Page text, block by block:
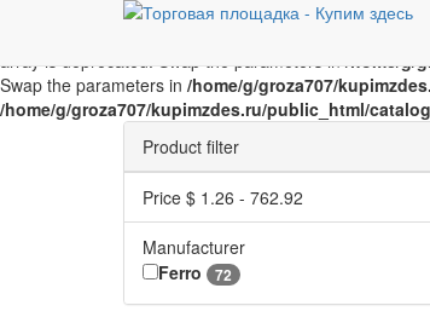
: implode(): Passing glue string after array is
Parameter must be an array or an object that
array is deprecated. Swap the parameters in/home/g/
Swap the parameters in /home/g/groza707/
/home/g/groza707/kupimzdes.ru/public_html/
Product filter
Price $ 1.26 - 762.92
Manufacturer
Ferro
72